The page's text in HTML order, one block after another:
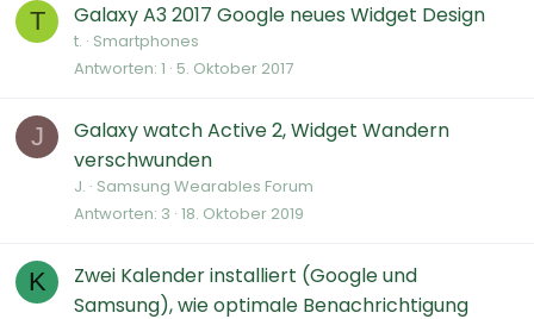
T Galaxy A3 2017 Google neues Widget Design
t. Smartphones
Antworten 1 5. Oktober 2017
J
Galaxy watch Active 2, Widget Wandern
verschwunden
J. Samsung Wearables Forum
Antworten 3 18. Oktober 2019
K
Zwei Kalender installiert (Google und
Samsung), wie optimale Benachrichtigung